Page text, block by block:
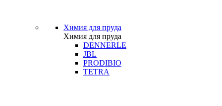
Химия для пруда
Химия для пруда
DENNERLE
JBL
PRODIBIO
TETRA